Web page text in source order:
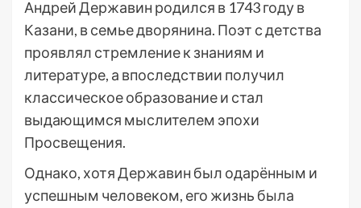
Андрей Державин родился в 1743 году в
Казани, в семье дворянина. Поэт с детства
проявлял стремление к знаниям и
литературе, а впоследствии получил
классическое образование и стал
выдающимся мыслителем эпохи
Просвещения.
Однако, хотя Державин был одарённым и
успешным человеком, его жизнь была